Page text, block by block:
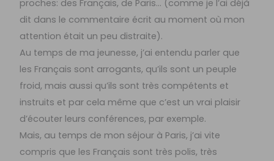
proches: des Français, de Paris… (comme je l’ai déjà
dit dans le commentaire écrit au moment où mon
attention était un peu distraite).
Au temps de ma jeunesse, j’ai entendu parler que
les Français sont arrogants, qu’ils sont un peuple
froid, mais aussi qu’ils sont très compétents et
instruits et par cela même que c’est un vrai plaisir
d’écouter leurs conférences, par exemple.
Mais, au temps de mon séjour à Paris, j’ai vite
compris que les Français sont très polis, très